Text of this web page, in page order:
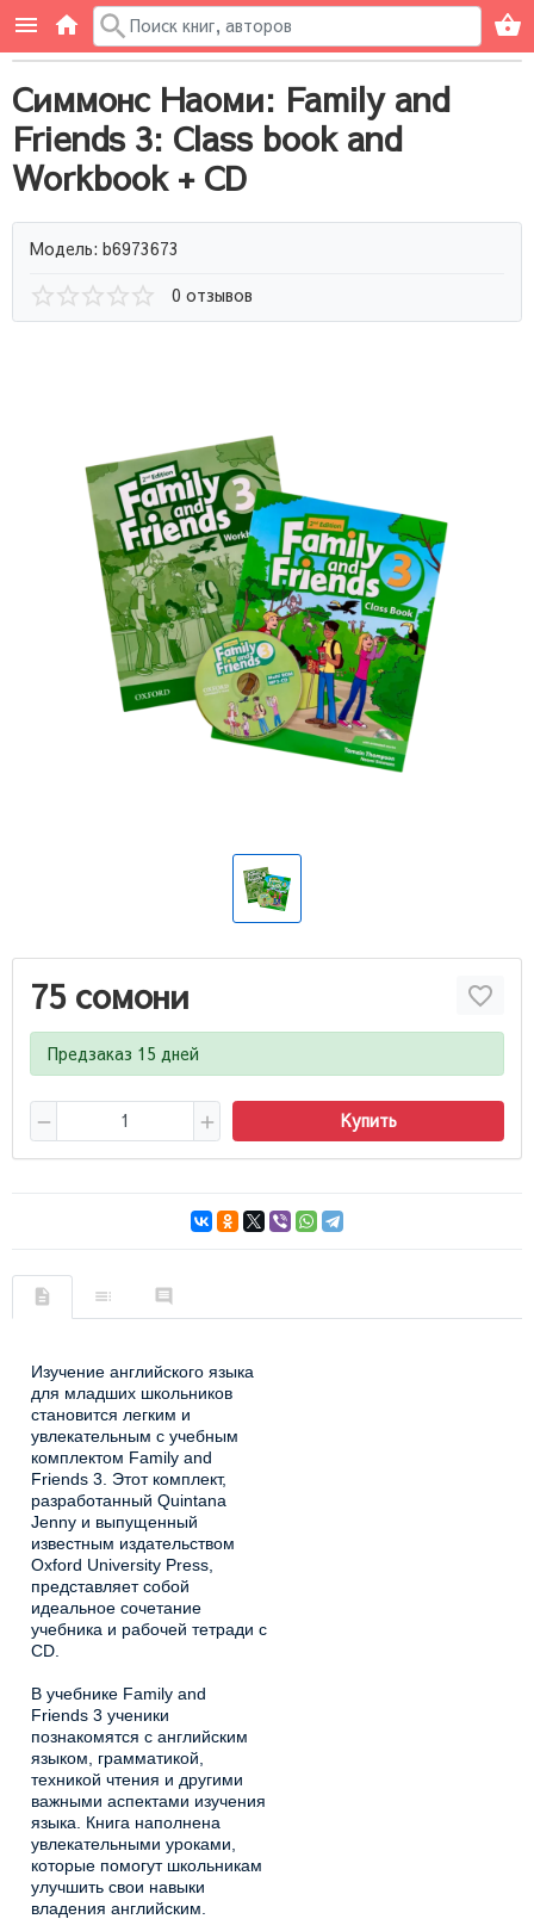
Симмонс Наоми: Family and
Friends 3: Class book and
Workbook + CD
Модель: b6973673
0 отзывов
75 сомони
Предзаказ 15 дней
Купить
Изучение английского языка
для младших школьников
становится легким и
увлекательным с учебным
комплектом Family and
Friends 3. Этот комплект,
разработанный Quintana
Jenny и выпущенный
известным издательством
Oxford University Press,
представляет собой
идеальное сочетание
учебника и рабочей тетради с
CD.
В учебнике Family and
Friends 3 ученики
познакомятся с английским
языком, грамматикой,
техникой чтения и другими
важными аспектами изучения
языка. Книга наполнена
увлекательными уроками,
которые помогут школьникам
улучшить свои навыки
владения английским.